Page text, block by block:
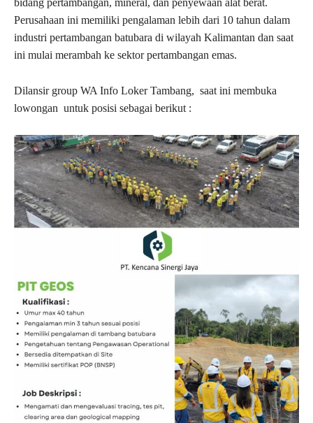
Perusahaan ini memiliki pengalaman lebih dari 10 tahun dalam
industri pertambangan batubara di wilayah Kalimantan dan saat
ini mulai merambah ke sektor pertambangan emas.
Dilansir group WA Info Loker Tambang, saat ini membuka
lowongan untuk posisi sebagai berikut :